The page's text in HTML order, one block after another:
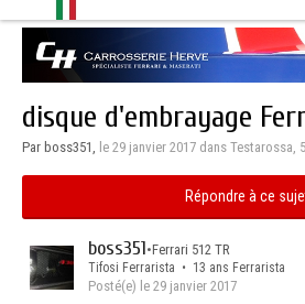
disque d'embrayage
Par boss351, le 29 janvier 2017 dans Testarossa,
Répondre à ce
boss351•Ferrari 512 TR
Tifosi Ferrarista • 13 ans Ferrarista
Posté(e) le 29 janvier 2017